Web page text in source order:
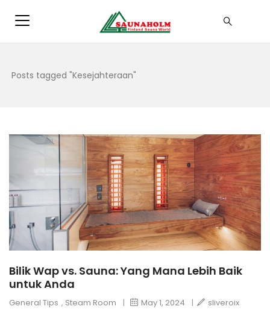
Posts tagged "Kesejahteraan"
Bilik Wap vs. Sauna: Yang Mana Lebih Baik
untuk Anda
General Tips , Steam Room | May 1, 2024 | sliveroix